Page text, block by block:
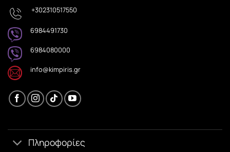
+302310517550
6984491730
6984080000
info@kimpiris.gr
Πληροφορίες